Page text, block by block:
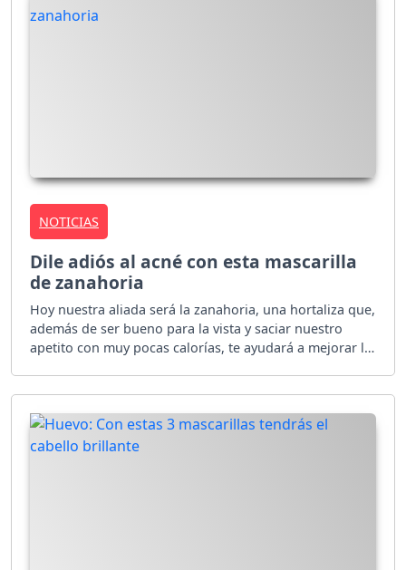
NOTICIAS
Dile adiós al acné con esta mascarilla
de zanahoria
Hoy nuestra aliada será la zanahoria, una hortaliza que,
además de ser bueno para la vista y saciar nuestro
apetito con muy pocas calorías, te ayudará a mejorar la